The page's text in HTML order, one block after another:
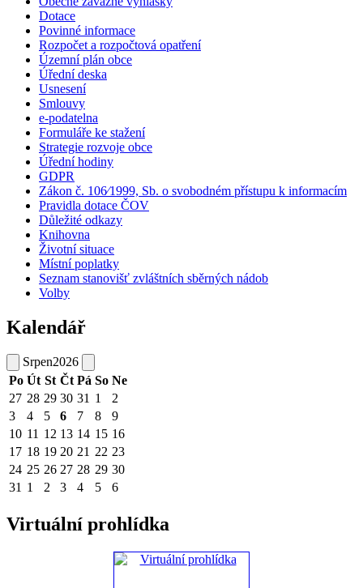
Dotace
Povinné informace
Rozpočet a rozpočtová opatření
Územní plán obce
Úřední deska
Usnesení
Smlouvy
e-podatelna
Formuláře ke stažení
Strategie rozvoje obce
Úřední hodiny
GDPR
Zákon č. 106⁄1999, Sb. o svobodném přístupu k informacím
Pravidla dotace ČOV
Důležité odkazy
Knihovna
Životní situace
Místní poplatky
Seznam stanovišť zvláštních sběrných nádob
Volby
Kalendář
Srpen2026
Po Út St Čt Pá So Ne
27 28 29 30 31 1
2
3
4 5 6 7 8
9
10 11 12 13 14 15 16
17 18 19 20 21 22 23
24 25 26 27 28 29 30
31 1 2 3 4 5 6
Virtuální prohlídka